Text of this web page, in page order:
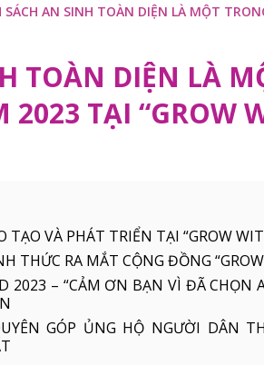
SÁCH AN SINH TOÀN DIỆN LÀ MỘT
TOÀN DIỆN LÀ
TẠI “GROW
VÀ PHÁT TRIỂN TẠI “GROW
THỨC RA MẮT CỘNG ĐỒNG
2023 – “CẢM ƠN BẠN VÌ ĐÃ CHỌN
GÓP ỦNG HỘ NGƯỜI DÂN